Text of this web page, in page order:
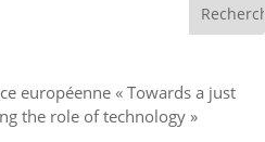
européenne « Towards a just
the role of technology »